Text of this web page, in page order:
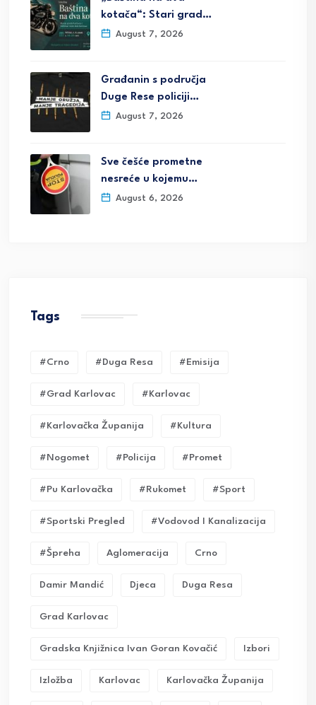
kotača“: Stari grad…
August 7, 2026
Građanin s područja
Duge Rese policiji…
August 7, 2026
Sve češće prometne
nesreće u kojemu…
August 6, 2026
Tags
#crno #duga Resa #emisija
#grad Karlovac #karlovac
#karlovačka Županija #kultura
#nogomet #policija #promet
#pu Karlovačka #rukomet #sport
#sportski Pregled #vodovod I Kanalizacija
#Špreha Aglomeracija Crno
Damir Mandić Djeca Duga Resa
Grad Karlovac
Gradska Knjižnica Ivan Goran Kovačić Izbori
Izložba Karlovac Karlovačka Županija